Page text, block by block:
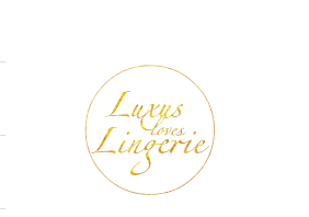
Luxus loves Lingerie